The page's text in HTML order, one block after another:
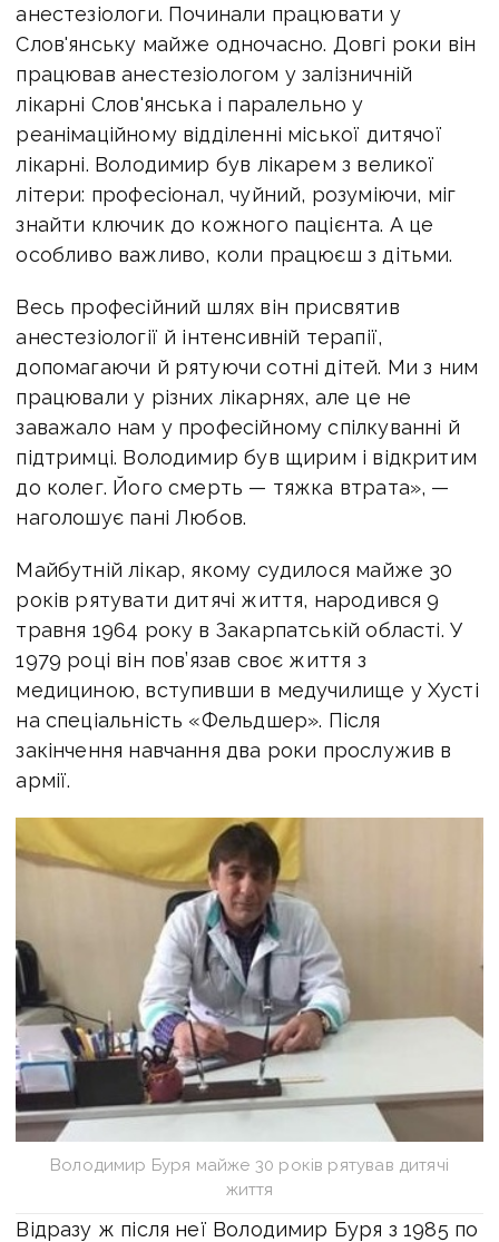
анестезіологи. Починали працювати у
Слов'янську майже одночасно. Довгі роки він
працював анестезіологом у залізничній
лікарні Слов'янська і паралельно у
реанімаційному відділенні міської дитячої
лікарні. Володимир був лікарем з великої
літери: професіонал, чуйний, розуміючи, міг
знайти ключик до кожного пацієнта. А це
особливо важливо, коли працюєш з дітьми.
Весь професійний шлях він присвятив
анестезіології й інтенсивній терапії,
допомагаючи й рятуючи сотні дітей. Ми з ним
працювали у різних лікарнях, але це не
заважало нам у професійному спілкуванні й
підтримці. Володимир був щирим і відкритим
до колег. Його смерть — тяжка втрата», —
наголошує пані Любов.
Майбутній лікар, якому судилося майже 30
років рятувати дитячі життя, народився 9
травня 1964 року в Закарпатській області. У
1979 році він пов’язав своє життя з
медициною, вступивши в медучилище у Хусті
на спеціальність «Фельдшер». Після
закінчення навчання два роки прослужив в
армії.
Володимир Буря майже 30 років рятував дитячі
життя
Відразу ж після неї Володимир Буря з 1985 по